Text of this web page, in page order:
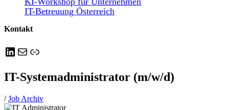
IT-Betreuung Österreich
Kontakt
LinkedIn
E-Mail
Link
IT-Systemadministrator (m/w/d)
/Job Archiv